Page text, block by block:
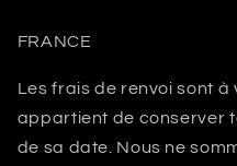
FRANCE
Les frais de renvoi sont
appartient de conserver
de sa date. Nous ne